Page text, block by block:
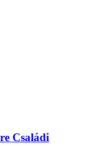
Családi